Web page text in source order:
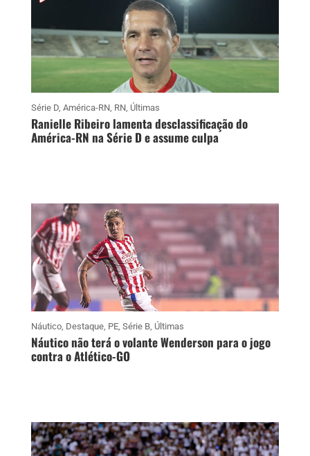
Série D, América-RN, RN, Últimas
Ranielle Ribeiro lamenta desclassificação do
América-RN na Série D e assume culpa
Náutico, Destaque, PE, Série B, Últimas
Náutico não terá o volante Wenderson para o jogo
contra o Atlético-GO